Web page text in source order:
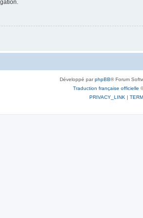
Développé parphpBB® Forum
Traduction française officielle
PRIVACY_LINK |